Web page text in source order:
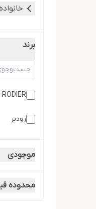
برند
RODIER
رودیر
موجودی
محدوده